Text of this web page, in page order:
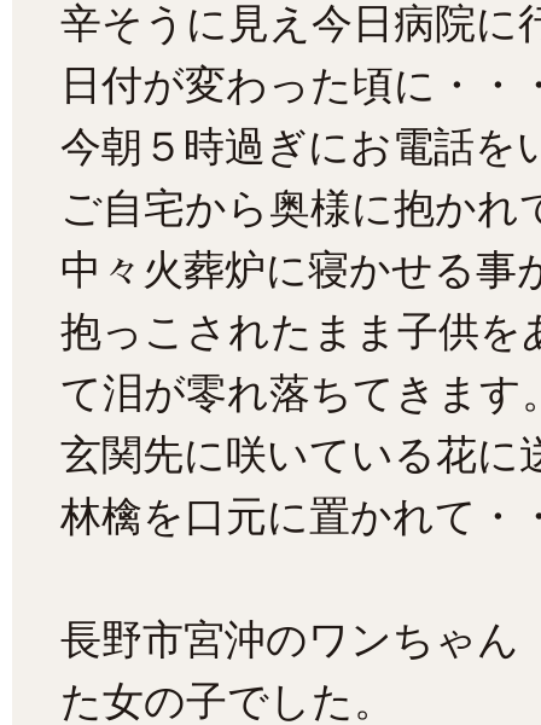
辛そうに見え今日病院に
日付が変わった頃に・・
今朝５時過ぎにお電話を
ご自宅から奥様に抱か
中々火葬炉に寝かせる事
抱っこされたまま子供
て泪が零れ落ちてきます
玄関先に咲いている花に
林檎を口元に置かれて・
長野市宮沖のワンちゃん
た女の子でした。